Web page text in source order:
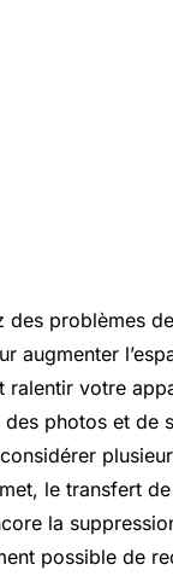
des problèmes
augmenter
ralentir votre
photos et de
le transfert
la
possible de